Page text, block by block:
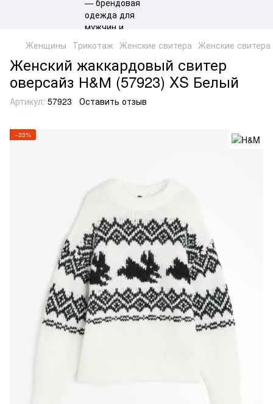
Женщины Трикотаж Женские свитера Женские свитера
Женский жаккардовый свитер
оверсайз Н&М (57923) XS Белый
Артикул: 57923 Оставить отзыв
−33%